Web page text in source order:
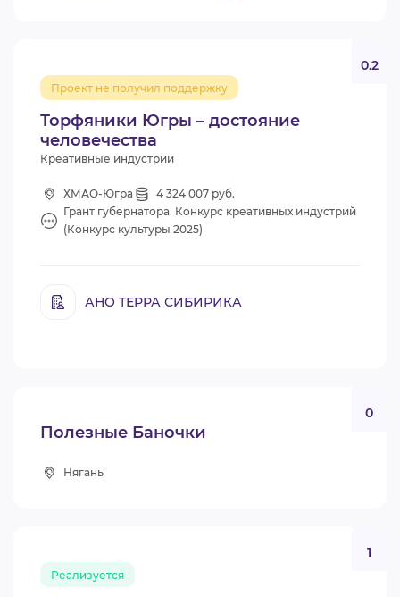
Торфяники Югры – достояние
человечества
Проект не получил поддержку
0.2
Креативные индустрии
ХМАО-Югра
4 324 007 руб.
Грант губернатора. Конкурс креативных индустрий
(Конкурс культуры 2025)
АНО ТЕРРА СИБИРИКА
Полезные Баночки
0
Нягань
Реализуется
1